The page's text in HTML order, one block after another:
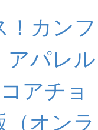
！カンフ
アパレル
アチョ
（オンラ